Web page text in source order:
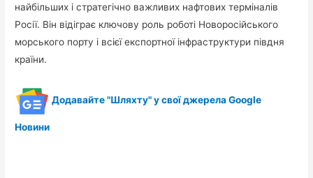
найбільших і стратегічно важливих нафтових терміналів
Росії. Він відіграє ключову роль роботі Новоросійського
морського порту і всієї експортної інфраструктури півдня
країни.
Додавайте "Шляхту" у свої джерела Google
Новини